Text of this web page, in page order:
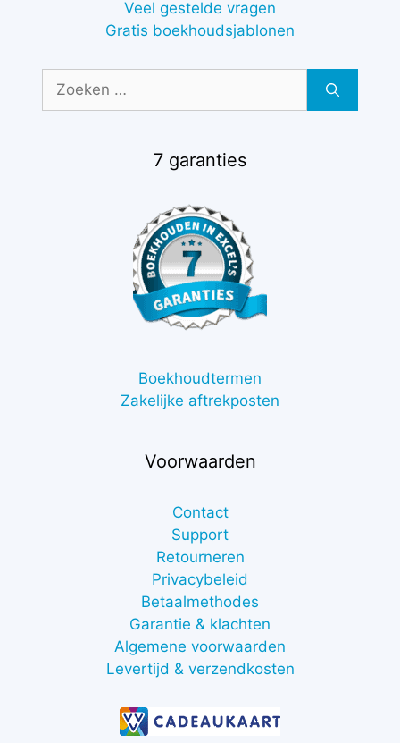
Veel gestelde vragen
Gratis boekhoudsjablonen
Zoek
7 garanties
Boekhoudtermen
Zakelijke aftrekposten
Voorwaarden
Contact
Support
Retourneren
Privacybeleid
Betaalmethodes
Garantie & klachten
Algemene voorwaarden
Levertijd & verzendkosten